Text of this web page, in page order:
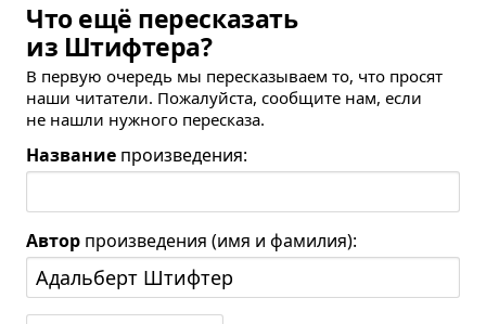
Что ещё пересказать
из Штифтера?
В первую очередь мы пересказываем то, что просят
наши читатели. Пожалуйста, сообщите нам, если
не нашли нужного пересказа.
Название произведения:
Автор произведения (имя и фамилия):